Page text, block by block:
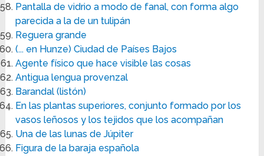
Pantalla de vidrio a modo de fanal, con forma algo
parecida a la de un tulipán
Reguera grande
(... en Hunze) Ciudad de Países Bajos
Agente físico que hace visible las cosas
Antigua lengua provenzal
Barandal (listón)
En las plantas superiores, conjunto formado por los
vasos leñosos y los tejidos que los acompañan
Una de las lunas de Júpiter
Figura de la baraja española